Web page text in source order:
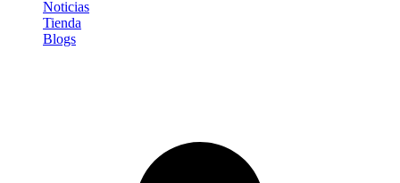
Noticias
Tienda
Blogs